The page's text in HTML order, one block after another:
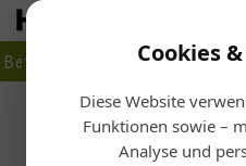
Cookies
Diese Website
Funktionen sowie –
Analyse und
Betrieb
Planen